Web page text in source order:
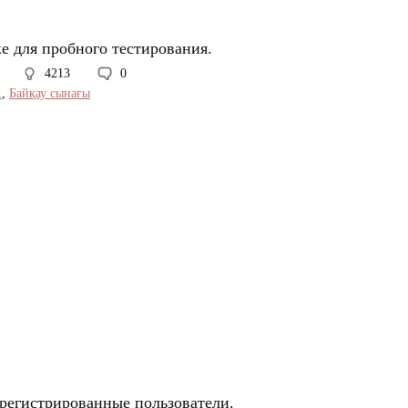
для пробного тестирования.
4213
0
,Байқау сынағы
пользователи.